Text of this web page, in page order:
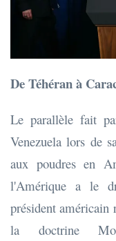
De Téhéran à
Le parallèle fait
Venezuela lors de
aux poudres en
l'Amérique a le
président américain
la doctrine